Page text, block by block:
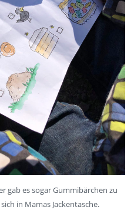
gab es sogar Gummibärchen zu
in Mamas Jackentasche.